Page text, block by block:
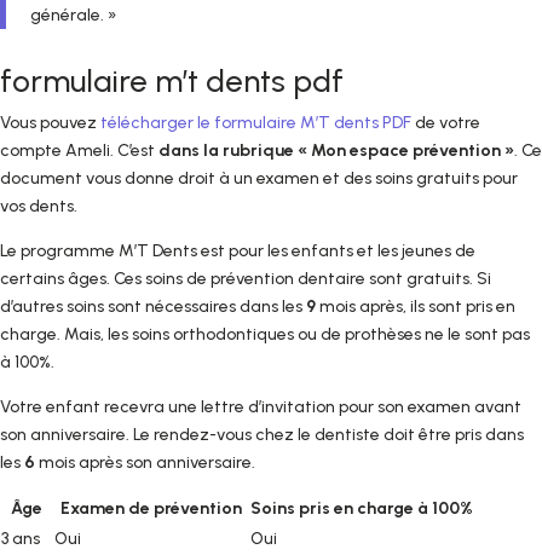
générale. »
formulaire m’t dents pdf
Vous pouvez télécharger le formulaire M’T dents PDFde votre
compte Ameli. C’est dans la rubrique « Mon espace prévention ». Ce
document vous donne droit à un examen et des soins gratuits pour
vos dents.
Le programme M’T Dents est pour les enfants et les jeunes de
certains âges. Ces soins de prévention dentaire sont gratuits. Si
d’autres soins sont nécessaires dans les 9mois après, ils sont pris en
charge. Mais, les soins orthodontiques ou de prothèses ne le sont pas
à 100%.
Votre enfant recevra une lettre d’invitation pour son examen avant
son anniversaire. Le rendez-vous chez le dentiste doit être pris dans
les 6 mois après son anniversaire.
Âge Examen de prévention Soins pris en charge à 100%
3 ans
Oui
Oui